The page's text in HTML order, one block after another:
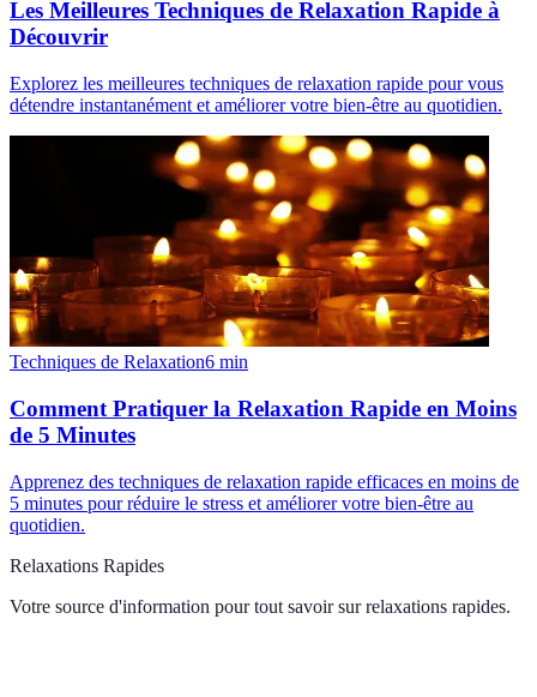
Les Meilleures Techniques de Relaxation Rapide à
Découvrir
Explorez les meilleures techniques de relaxation rapide pour vous
détendre instantanément et améliorer votre bien-être au quotidien.
Techniques de Relaxation6 min
Comment Pratiquer la Relaxation Rapide en Moins
de 5 Minutes
Apprenez des techniques de relaxation rapide efficaces en moins de
5 minutes pour réduire le stress et améliorer votre bien-être au
quotidien.
Relaxations Rapides
Votre source d'information pour tout savoir sur relaxations rapides.